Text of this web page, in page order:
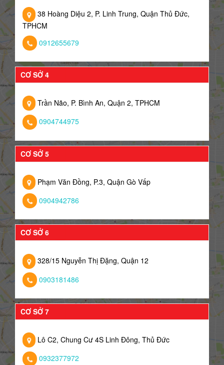
38 Hoàng Diệu 2, P. Linh Trung, Quận Thủ Đức,
TPHCM
0912655679
CƠ SỞ 4
Trần Não, P. Bình An, Quận 2, TPHCM
0904744975
CƠ SỞ 5
Phạm Văn Đồng, P.3, Quận Gò Vấp
0904942786
CƠ SỞ 6
328/15 Nguyễn Thị Đặng, Quận 12
0903181486
CƠ SỞ 7
Lô C2, Chung Cư 4S Linh Đông, Thủ Đức
0932377972